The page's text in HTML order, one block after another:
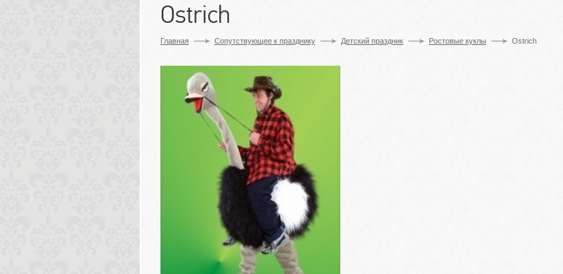
Ostrich
Главная Сопутствующее к празднику Детский праздник Ростовые куклы Ostrich